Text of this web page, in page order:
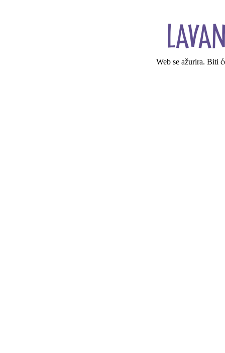
Web se ažurira. Biti